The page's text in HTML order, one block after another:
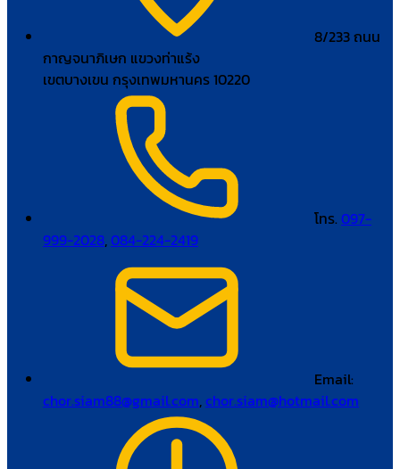
8/233 ถนน
กาญจนาภิเษก แขวงท่าแร้ง
เขตบางเขน กรุงเทพมหานคร 10220
โทร. 097-
999-2028,084-224-2419
Email:
chor.siam88@gmail.com,chor.siam@hotmail.com